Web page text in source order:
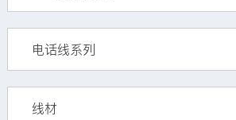
电话线系列
线材